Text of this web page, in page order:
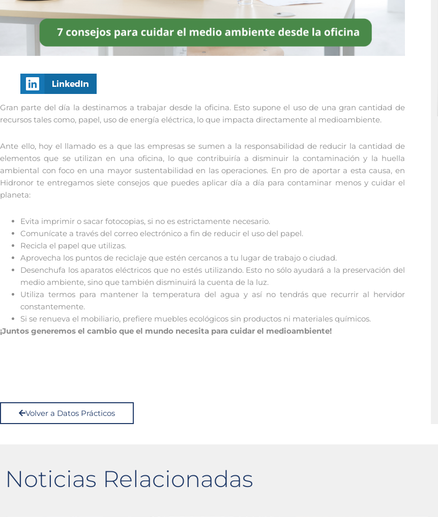
Gran parte del día la destinamos a trabajar desde la oficina. Esto supone el uso de una gran cantidad de
recursos tales como, papel, uso de energía eléctrica, lo que impacta directamente al medioambiente.
Ante ello, hoy el llamado es a que las empresas se sumen a la responsabilidad de reducir la cantidad de
elementos que se utilizan en una oficina, lo que contribuiría a disminuir la contaminación y la huella
ambiental con foco en una mayor sustentabilidad en las operaciones. En pro de aportar a esta causa, en
Hidronor te entregamos siete consejos que puedes aplicar día a día para contaminar menos y cuidar el
planeta:
Evita imprimir o sacar fotocopias, si no es estrictamente necesario.
Comunícate a través del correo electrónico a fin de reducir el uso del papel.
Recicla el papel que utilizas.
Aprovecha los puntos de reciclaje que estén cercanos a tu lugar de trabajo o ciudad.
Desenchufa los aparatos eléctricos que no estés utilizando. Esto no sólo ayudará a la preservación del
medio ambiente, sino que también disminuirá la cuenta de la luz.
Utiliza termos para mantener la temperatura del agua y así no tendrás que recurrir al hervidor
constantemente.
Si se renueva el mobiliario, prefiere muebles ecológicos sin productos ni materiales químicos.
¡Juntos generemos el cambio que el mundo necesita para cuidar el medioambiente!
Volver a Datos Prácticos
Noticias Relacionadas